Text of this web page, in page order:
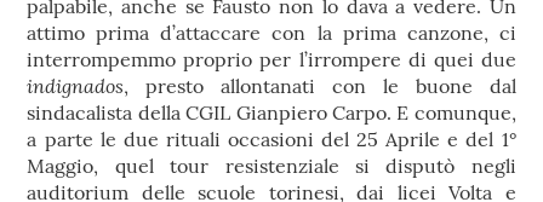
palpabile, anche se Fausto non lo dava a vedere. Un
attimo prima d’attaccare con la prima canzone, ci
interrompemmo proprio per l’irrompere di quei due
indignados, presto allontanati con le buone dal
sindacalista della CGIL Gianpiero Carpo. E comunque,
a parte le due rituali occasioni del 25 Aprile e del 1°
Maggio, quel tour resistenziale si disputò negli
auditorium delle scuole torinesi, dai licei Volta e